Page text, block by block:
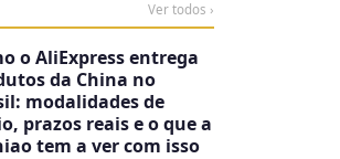
Ver todos ›
o AliExpress entrega
da China no
modalidades de
prazos reais e o que a
tem a ver com isso